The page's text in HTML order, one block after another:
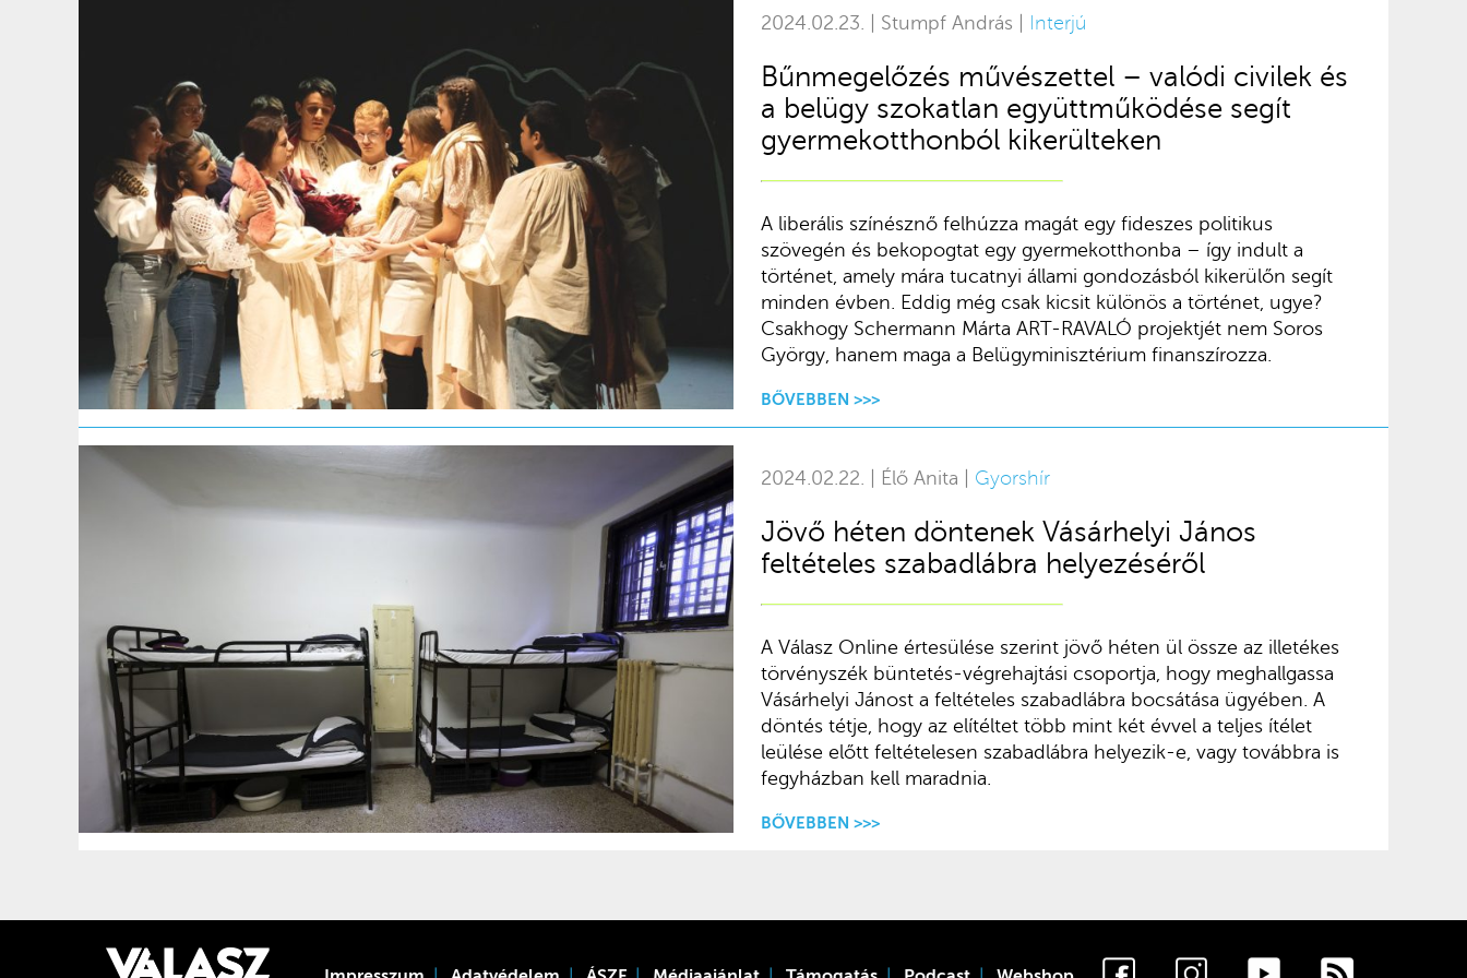
2024.02.23. | Stumpf András | Interjú
Bűnmegelőzés művészettel – valódi civilek és
a belügy szokatlan együttműködése segít
gyermekotthonból kikerülteken
A liberális színésznő felhúzza magát egy fideszes politikus
szövegén és bekopogtat egy gyermekotthonba – így indult a
történet, amely mára tucatnyi állami gondozásból kikerülőn segít
minden évben. Eddig még csak kicsit különös a történet, ugye?
Csakhogy Schermann Márta ART-RAVALÓ projektjét nem Soros
György, hanem maga a Belügyminisztérium finanszírozza.
BŐVEBBEN >>>
2024.02.22. | Élő Anita | Gyorshír
Jövő héten döntenek Vásárhelyi János
feltételes szabadlábra helyezéséről
A Válasz Online értesülése szerint jövő héten ül össze az illetékes
törvényszék büntetés-végrehajtási csoportja, hogy meghallgassa
Vásárhelyi Jánost a feltételes szabadlábra bocsátása ügyében. A
döntés tétje, hogy az elítéltet több mint két évvel a teljes ítélet
leülése előtt feltételesen szabadlábra helyezik-e, vagy továbbra is
fegyházban kell maradnia.
BŐVEBBEN >>>